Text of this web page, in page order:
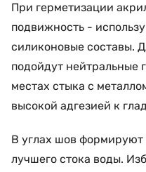
При герметизации
подвижность -
силиконовые составы.
подойдут нейтральные
местах стыка с
высокой адгезией к
В углах шов формируют
лучшего стока воды.